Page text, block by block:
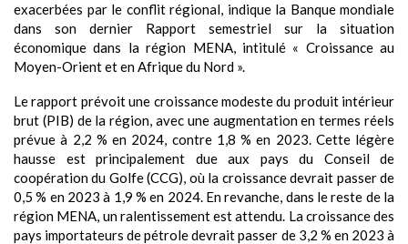
exacerbées par le conflit régional, indique la Banque mondiale
dans son dernier Rapport semestriel sur la situation
économique dans la région MENA, intitulé « Croissance au
Moyen-Orient et en Afrique du Nord ».
Le rapport prévoit une croissance modeste du produit intérieur
brut (PIB) de la région, avec une augmentation en termes réels
prévue à 2,2 % en 2024, contre 1,8 % en 2023. Cette légère
hausse est principalement due aux pays du Conseil de
coopération du Golfe (CCG), où la croissance devrait passer de
0,5 % en 2023 à 1,9 % en 2024. En revanche, dans le reste de la
région MENA, un ralentissement est attendu. La croissance des
pays importateurs de pétrole devrait passer de 3,2 % en 2023 à